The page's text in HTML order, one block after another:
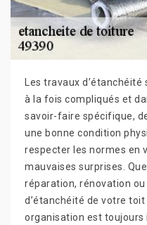
Les travaux
à la fois compliqués et
savoir-faire spécifique,
une bonne condition
respecter les normes en
mauvaises surprises.
réparation, rénovation
d’étanchéité de votre
organisation est toujours